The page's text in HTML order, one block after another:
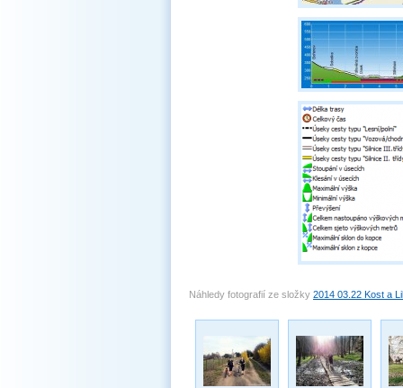
Náhledy fotografií ze složky 2014 03.22 Kost a